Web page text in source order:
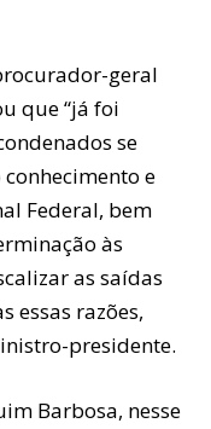
geral
que “já foi
se
e
Federal, bem
às
as saídas
essas razões,
presidente.
Barbosa, nesse